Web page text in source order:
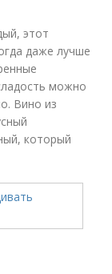
этот
даже лучше
можно
Вино из
который